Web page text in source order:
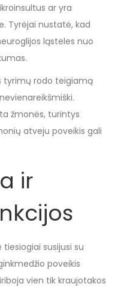
ar yra
Tyrėjai nustatė, kad
ląsteles nuo
tyrimų rodo teigiamą
žmonės, turintys
atveju poveikis gali
ir
susijusi su
poveikis
vien tik kraujotakos